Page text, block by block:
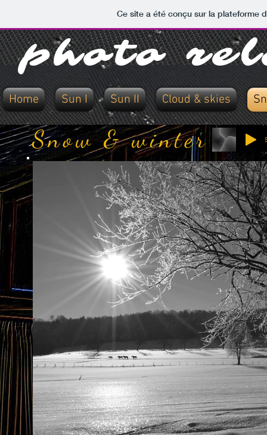
Ce site a été conçu sur la plateforme
photo
Home Sun I Sun II Cloud & skies
Snow & winter